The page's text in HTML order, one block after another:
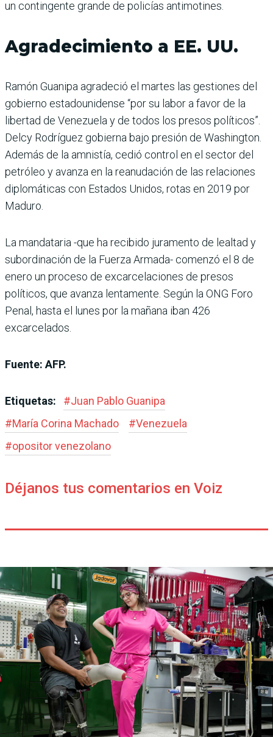
un contingente grande de policías antimotines.
Agradecimiento a EE. UU.
Ramón Guanipa agradeció el martes las gestiones del
gobierno estadounidense “por su labor a favor de la
libertad de Venezuela y de todos los presos políticos”.
Delcy Rodríguez gobierna bajo presión de Washington.
Además de la amnistía, cedió control en el sector del
petróleo y avanza en la reanudación de las relaciones
diplomáticas con Estados Unidos, rotas en 2019 por
Maduro.
La mandataria -que ha recibido juramento de lealtad y
subordinación de la Fuerza Armada- comenzó el 8 de
enero un proceso de excarcelaciones de presos
políticos, que avanza lentamente. Según la ONG Foro
Penal, hasta el lunes por la mañana iban 426
excarcelados.
Fuente: AFP.
Etiquetas: #Juan Pablo Guanipa
#María Corina Machado #Venezuela
#opositor venezolano
Déjanos tus comentarios en Voiz